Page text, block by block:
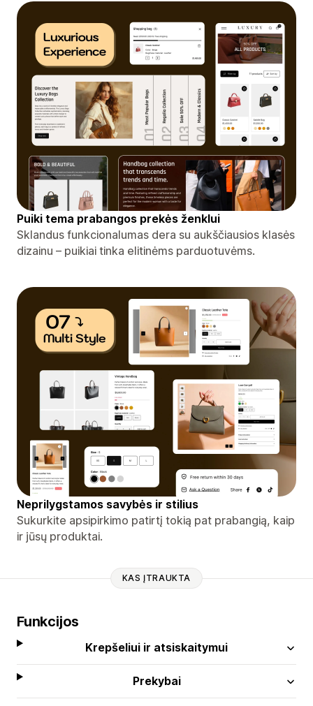
Puiki tema prabangos prekės ženklui
Sklandus funkcionalumas dera su aukščiausios klasės
dizainu – puikiai tinka elitinėms parduotuvėms.
Neprilygstamos savybės ir stilius
Sukurkite apsipirkimo patirtį tokią pat prabangią, kaip
ir jūsų produktai.
KAS ĮTRAUKTA
Funkcijos
Krepšeliui ir atsiskaitymui
Prekybai